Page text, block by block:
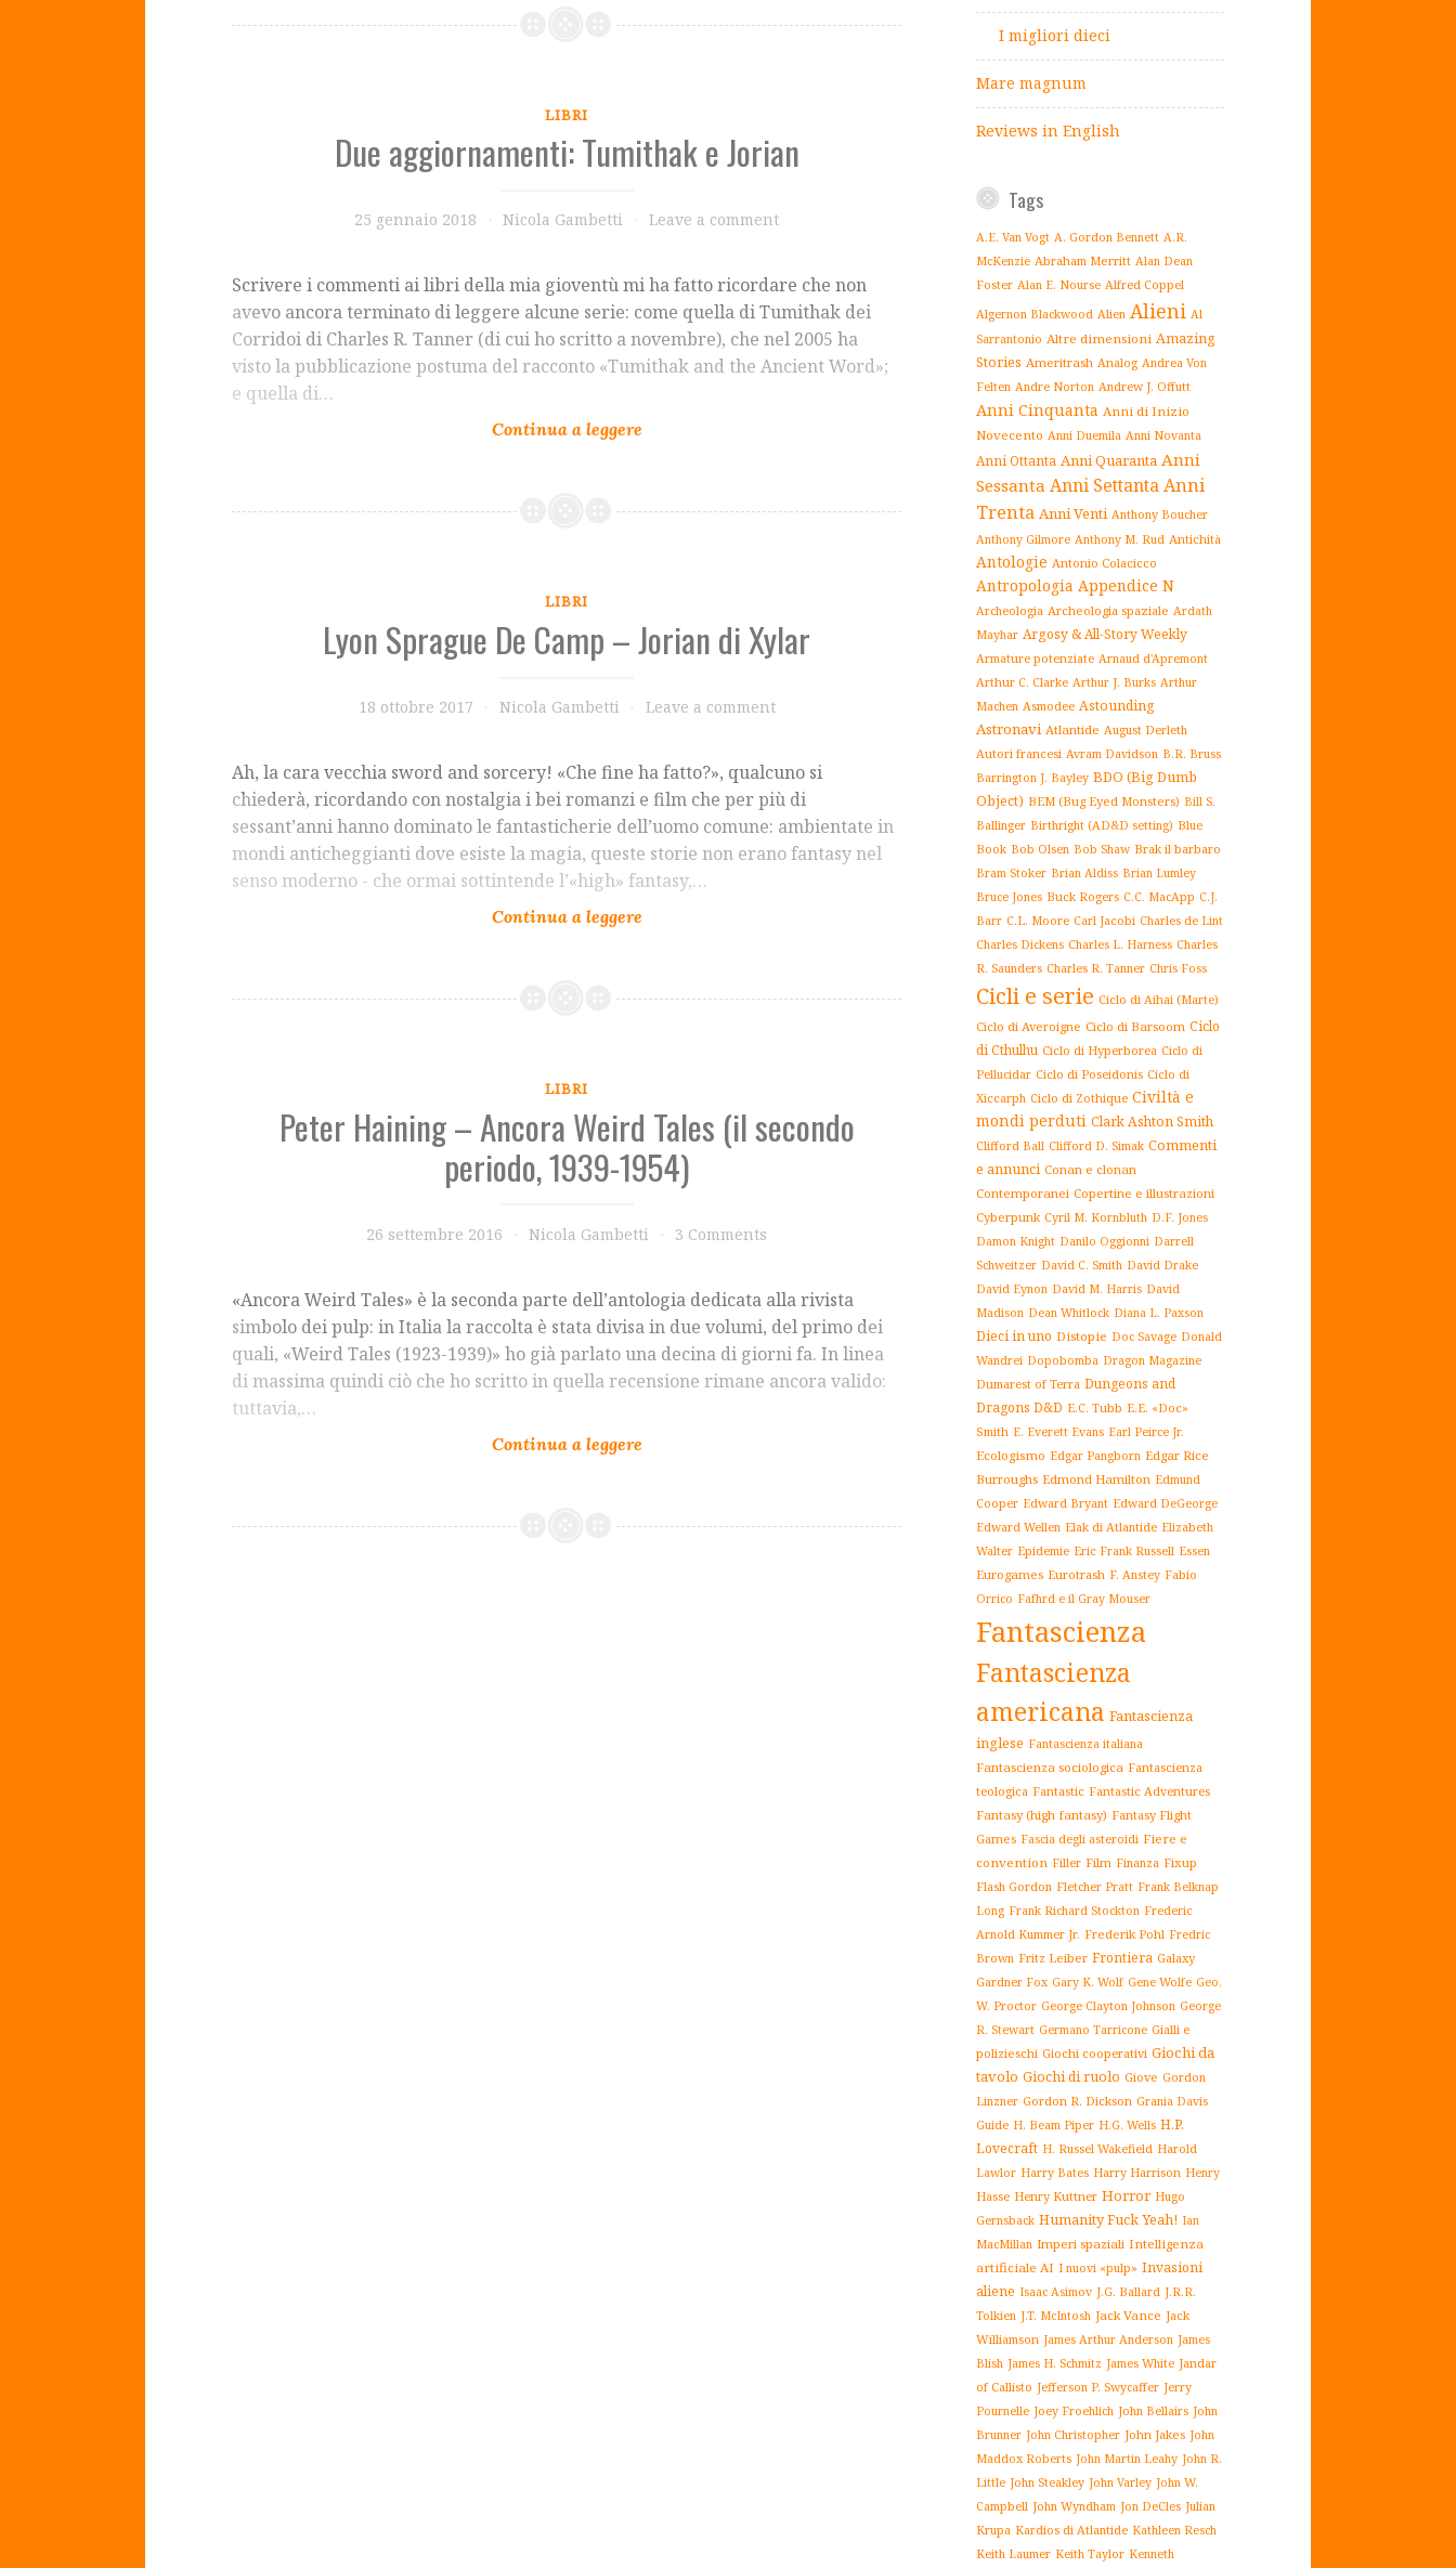
LIBRI
Due aggiornamenti: Tumithak e Jorian
25 gennaio 2018 Nicola Gambetti Leave a comment
Scrivere i commenti ai libri della mia gioventù mi ha fatto ricordare che non
avevo ancora terminato di leggere alcune serie: come quella di Tumithak dei
Corridoi di Charles R. Tanner (di cui ho scritto a novembre), che nel 2005 ha
visto la pubblicazione postuma del racconto «Tumithak and the Ancient Word»;
e quella di…
LIBRI
Lyon Sprague De Camp – Jorian di Xylar
18 ottobre 2017 Nicola Gambetti Leave a comment
Ah, la cara vecchia sword and sorcery! «Che fine ha fatto?», qualcuno si
chiederà, ricordando con nostalgia i bei romanzi e film che per più di
sessant’anni hanno dominato le fantasticherie dell’uomo comune: ambientate in
mondi anticheggianti dove esiste la magia, queste storie non erano fantasy nel
senso moderno - che ormai sottintende l’«high» fantasy,…
LIBRI
Peter Haining – Ancora Weird Tales (il secondo
periodo, 1939-1954)
26 settembre 2016 Nicola Gambetti 3 Comments
«Ancora Weird Tales» è la seconda parte dell’antologia dedicata alla rivista
simbolo dei pulp: in Italia la raccolta è stata divisa in due volumi, del primo dei
quali, «Weird Tales (1923-1939)» ho già parlato una decina di giorni fa. In linea
di massima quindi ciò che ho scritto in quella recensione rimane ancora valido:
tuttavia,…
I migliori dieci
Mare magnum
Reviews in English
Tags
A.E. Van Vogt A. Gordon Bennett A.R.
McKenzie Abraham Merritt Alan Dean
Foster Alan E. Nourse Alfred Coppel
Algernon Blackwood Alien Alieni Al
Sarrantonio Altre dimensioni Amazing
Stories Ameritrash Analog Andrea Von
Felten Andre Norton Andrew J. Offutt
Anni Cinquanta Anni di Inizio
Novecento Anni Duemila Anni Novanta
Anni Ottanta Anni Quaranta Anni
Sessanta Anni SettantaAnni
Trenta Anni Venti Anthony Boucher
Anthony Gilmore Anthony M. Rud Antichità
Antologie Antonio Colacicco
Antropologia Appendice N
Archeologia Archeologia spaziale Ardath
Mayhar Argosy & All-Story Weekly
Armature potenziate Arnaud d'Apremont
Arthur C. Clarke Arthur J. Burks Arthur
Machen Asmodee Astounding
Astronavi Atlantide August Derleth
Autori francesi Avram Davidson B.R. Bruss
Barrington J. Bayley BDO (Big Dumb
Object) BEM (Bug Eyed Monsters) Bill S.
Ballinger Birthright (AD&D setting) Blue
Book Bob Olsen Bob Shaw Brak il barbaro
Bram Stoker Brian Aldiss Brian Lumley
Bruce Jones Buck Rogers C.C. MacApp C.J.
Barr C.L. Moore Carl Jacobi Charles de Lint
Charles Dickens Charles L. Harness Charles
R. Saunders Charles R. Tanner Chris Foss
Cicli e serie Ciclo di Aihai (Marte)
Ciclo di Averoigne Ciclo di Barsoom Ciclo
di Cthulhu Ciclo di Hyperborea Ciclo di
Pellucidar Ciclo di Poseidonis Ciclo di
Xiccarph Ciclo di Zothique Civiltà e
mondi perduti Clark Ashton Smith
Clifford Ball Clifford D. Simak Commenti
e annunci Conan e clonan
Contemporanei Copertine e illustrazioni
Cyberpunk Cyril M. Kornbluth D.F. Jones
Damon Knight Danilo Oggionni Darrell
Schweitzer David C. Smith David Drake
David Eynon David M. Harris David
Madison Dean Whitlock Diana L. Paxson
Dieci in uno Distopie Doc Savage Donald
Wandrei Dopobomba Dragon Magazine
Dumarest of Terra Dungeons and
Dragons D&D E.C. Tubb E.E. «Doc»
Smith E. Everett Evans Earl Peirce Jr.
Ecologismo Edgar Pangborn Edgar Rice
Burroughs Edmond Hamilton Edmund
Cooper Edward Bryant Edward DeGeorge
Edward Wellen Elak di Atlantide Elizabeth
Walter Epidemie Eric Frank Russell Essen
Eurogames Eurotrash F. Anstey Fabio
Orrico Fafhrd e il Gray Mouser
Fantascienza
Fantascienza
americana Fantascienza
inglese Fantascienza italiana
Fantascienza sociologica Fantascienza
teologica Fantastic Fantastic Adventures
Fantasy (high fantasy) Fantasy Flight
Games Fascia degli asteroidi Fiere e
convention Filler Film Finanza Fixup
Flash Gordon Fletcher Pratt Frank Belknap
Long Frank Richard Stockton Frederic
Arnold Kummer Jr. Frederik Pohl Fredric
Brown Fritz Leiber Frontiera Galaxy
Gardner Fox Gary K. Wolf Gene Wolfe Geo.
W. Proctor George Clayton Johnson George
R. Stewart Germano Tarricone Gialli e
polizieschi Giochi cooperativi Giochi da
tavolo Giochi di ruolo Giove Gordon
Linzner Gordon R. Dickson Grania Davis
Guide H. Beam Piper H.G. Wells H.P.
Lovecraft H. Russel Wakefield Harold
Lawlor Harry Bates Harry Harrison Henry
Hasse Henry Kuttner Horror Hugo
Gernsback Humanity Fuck Yeah! Ian
MacMillan Imperi spaziali Intelligenza
artificiale AI I nuovi «pulp» Invasioni
aliene Isaac Asimov J.G. Ballard J.R.R.
Tolkien J.T. McIntosh Jack Vance Jack
Williamson James Arthur Anderson James
Blish James H. Schmitz James White Jandar
of Callisto Jefferson P. Swycaffer Jerry
Pournelle Joey Froehlich John Bellairs John
Brunner John Christopher John Jakes John
Maddox Roberts John Martin Leahy John R.
Little John Steakley John Varley John W.
Campbell John Wyndham Jon DeCles Julian
Krupa Kardios di Atlantide Kathleen Resch
Keith Laumer Keith Taylor Kenneth